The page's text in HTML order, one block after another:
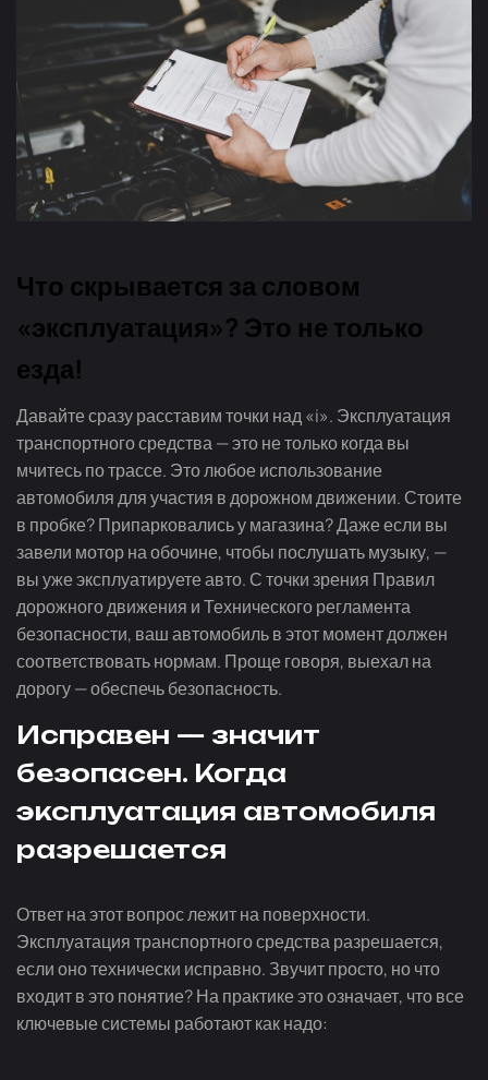
Что скрывается за словом
«эксплуатация»? Это не только
езда!
Давайте сразу расставим точки над «i». Эксплуатация
транспортного средства — это не только когда вы
мчитесь по трассе. Это любое использование
автомобиля для участия в дорожном движении. Стоите
в пробке? Припарковались у магазина? Даже если вы
завели мотор на обочине, чтобы послушать музыку, —
вы уже эксплуатируете авто. С точки зрения Правил
дорожного движения и Технического регламента
безопасности, ваш автомобиль в этот момент должен
соответствовать нормам. Проще говоря, выехал на
дорогу — обеспечь безопасность.
Исправен — значит
безопасен. Когда
эксплуатация автомобиля
разрешается
Ответ на этот вопрос лежит на поверхности.
Эксплуатация транспортного средства разрешается,
если оно технически исправно. Звучит просто, но что
входит в это понятие? На практике это означает, что все
ключевые системы работают как надо: